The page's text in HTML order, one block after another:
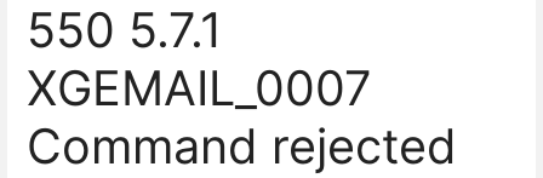
550 5.7.1
XGEMAIL_0007
Command rejected